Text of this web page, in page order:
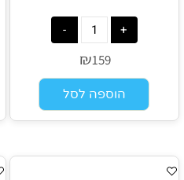
₪159
הוספה לסל